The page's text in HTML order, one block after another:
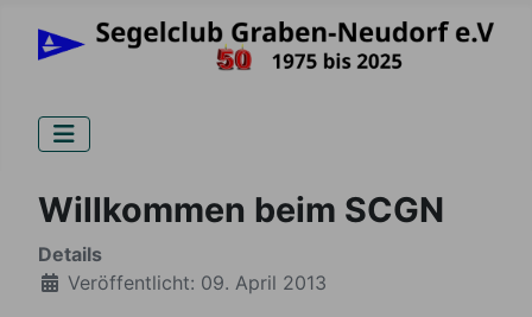
Willkommen beim SCGN
Details
Veröffentlicht: 09. April 2013